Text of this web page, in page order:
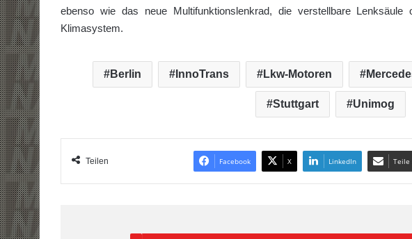
ebenso wie das neue Multifunktionslenkrad, die verstellbare
Klimasystem.
Berlin InnoTrans Lkw-Motoren
Stuttgart Unimog
Teilen Facebook X LinkedIn Teile